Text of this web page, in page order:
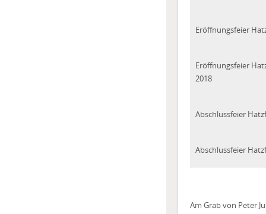
Eröffnungsfeier
Eröffnungsfeier
2018
Abschlussfeier
Abschlussfeier
Am Grab von Peter